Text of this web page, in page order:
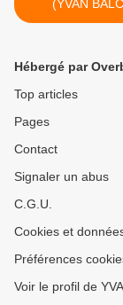
(YVAN
Hébergé par
Top articles
Pages
Contact
Signaler un abus
C.G.U.
Cookies et
Préférences
Voir le profil de